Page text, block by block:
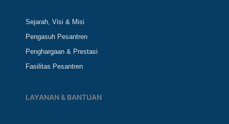
Sejarah, Visi & Misi
Pengasuh Pesantren
Penghargaan & Prestasi
Fasilitas Pesantren
LAYANAN & BANTUAN